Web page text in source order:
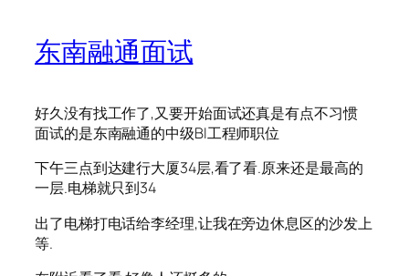
东南融通面试
好久没有找工作了,又要开始面试还真是有点不习惯
面试的是东南融通的中级BI工程师职位
下午三点到达建行大厦34层,看了看.原来还是最高的
一层.电梯就只到34
出了电梯打电话给李经理,让我在旁边休息区的沙发上
等.